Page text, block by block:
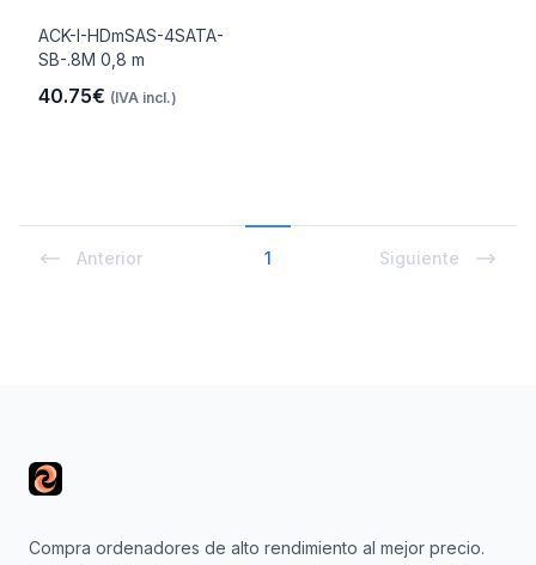
ACK-I-HDmSAS-4SATA-
SB-.8M 0,8 m
40.75€ (IVA incl.)
Anterior 1 Siguiente
Compra ordenadores de alto rendimiento al mejor precio.